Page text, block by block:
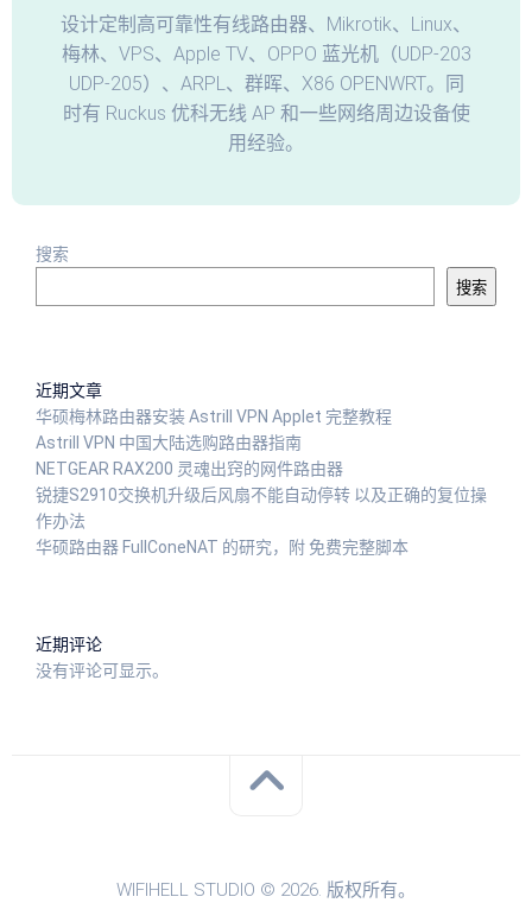
设计定制高可靠性有线路由器、Mikrotik、Linux、
梅林、VPS、Apple TV、OPPO 蓝光机（UDP-203
UDP-205）、ARPL、群晖、X86 OPENWRT。同
时有 Ruckus 优科无线 AP 和一些网络周边设备使
用经验。
搜索
搜索
近期文章
华硕梅林路由器安装 Astrill VPN Applet 完整教程
Astrill VPN 中国大陆选购路由器指南
NETGEAR RAX200 灵魂出窍的网件路由器
锐捷S2910交换机升级后风扇不能自动停转 以及正确的复位操
作办法
华硕路由器 FullConeNAT 的研究，附 免费完整脚本
近期评论
没有评论可显示。
WIFIHELL STUDIO © 2026. 版权所有。